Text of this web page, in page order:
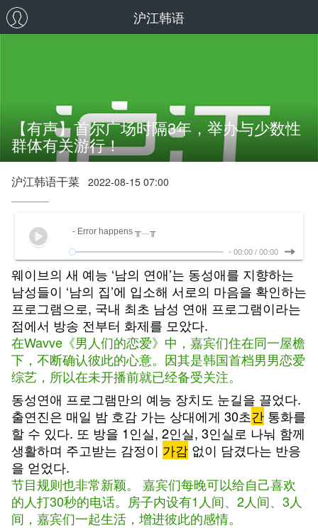
沪江韩语
【有声】首尔广场时隔3年，举办与少数性
群体有关游行！
沪江韩语干菜 2022-08-15 07:00
- Error happens ╥﹏╥
- 00:00 / 00:00
웨이브의 새 예능 ‘남의 연애’는 동성애를 지향하는
남성들이 ‘남의 집’에 입소해 서로의 마음을 확인하는
프로그램으로, 국내 최초 남성 연애 프로그램이라는
점에서 방송 전부터 화제를 모았다.
在Wavve《男人们的恋爱》中，嘉宾们住在同一屋檐
下，不断确认彼此的心意。因其是韩国首档男男恋爱
综艺，所以在未开播前就已经备受关注。
동성연애 프로그램만의 예능 장치도 눈길을 끌었다.
출연진은 매일 밤 호감 가는 상대에게 30초간 통화를
할 수 있다. 또 방을 1인실, 2인실, 3인실로 나눠 함께
생활하며 주고받는 감정이 가감 없이 담겼다는 반응
을 얻었다.
节目规则也非常新颖。 嘉宾们每晚可以给自己喜欢
的人打30秒的电话。房子内设有1人间、2人间、3人
间，嘉宾们一起生活，增进彼此的感情。